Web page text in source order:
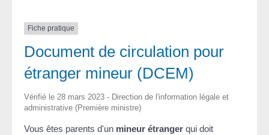
Fiche pratique
Document de circulation pour
étranger mineur (DCEM)
Vérifié le 28 mars 2023 - Direction de l'information légale et
administrative (Première ministre)
Vous êtes parents d'un mineur étranger qui doit